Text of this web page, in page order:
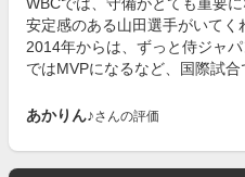
安定感のある山田選手がいてく
2014年からは、ずっと侍ジャ
ではMVPになるなど、国際試合
あかりん♪さんの評価